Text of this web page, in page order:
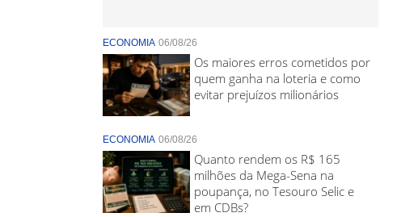
ECONOMIA 06/08/26
Os maiores erros cometidos por
quem ganha na loteria e como
evitar prejuízos milionários
ECONOMIA 06/08/26
Quanto rendem os R$ 165
milhões da Mega-Sena na
poupança, no Tesouro Selic e
em CDBs?